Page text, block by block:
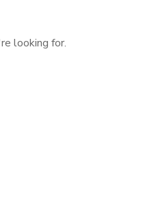
looking for.